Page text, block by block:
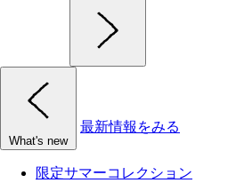
What's new
最新情報をみる
限定サマーコレクション